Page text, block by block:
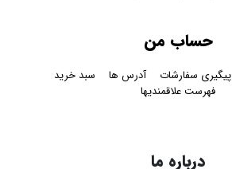
حساب من
پیگیری سفارشات آدرس ها
سبد خرید
فهرست علاقمندیها
درباره ما